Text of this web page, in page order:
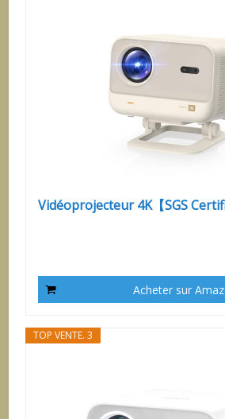
Vidéoprojecteur 4K【SGS
Acheter sur
TOP VENTE. 3